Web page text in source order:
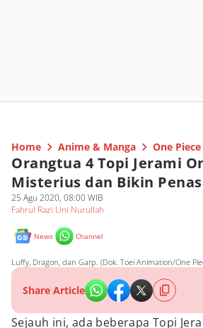
Home Anime & Manga One Piece
Orangtua 4 Topi Jerami
Misterius dan Bikin
25 Agu 2020, 08:00 WIB
Fahrul Razi Uni Nurullah
News Channel
Luffy, Dragon, dan Garp. (Dok. Toei Animation/One
Share Article
Sejauh ini, ada beberapa Topi